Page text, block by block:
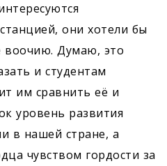
они хотели бы
воочию. Думаю, это
и студентам
им сравнить её и
уровень развития
в нашей стране, а
чувством гордости за